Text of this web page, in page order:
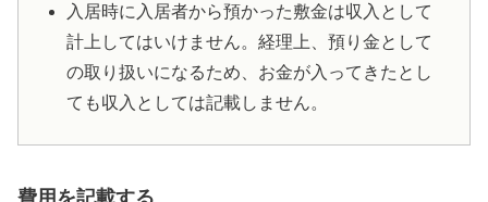
入居時に入居者から預かった敷金は収入として
計上してはいけません。経理上、預り金として
の取り扱いになるため、お金が入ってきたとし
ても収入としては記載しません。
費用を記載する